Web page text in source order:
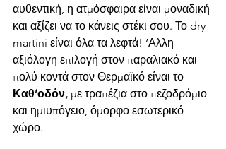
αυθεντική, η ατμόσφαιρα είναι μοναδική
και αξίζει να το κάνεις στέκι σου. Το dry
martini είναι όλα τα λεφτά! ‘Αλλη
αξιόλογη επιλογή στον παραλιακό και
πολύ κοντά στον Θερμαϊκό είναι το
Καθ’οδόν, με τραπέζια στο πεζοδρόμιο
και ημιυπόγειο, όμορφο εσωτερικό
χώρο.